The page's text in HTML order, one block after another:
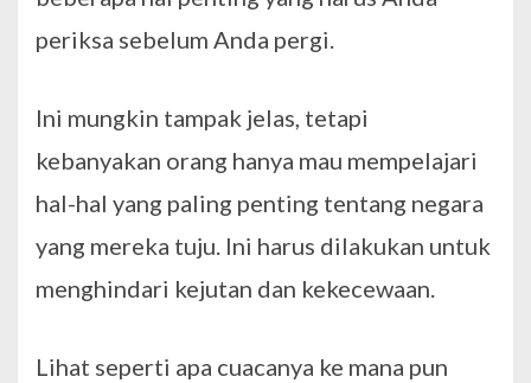
periksa sebelum Anda pergi.
Ini mungkin tampak jelas, tetapi
kebanyakan orang hanya mau mempelajari
hal-hal yang paling penting tentang negara
yang mereka tuju. Ini harus dilakukan untuk
menghindari kejutan dan kekecewaan.
Lihat seperti apa cuacanya ke mana pun